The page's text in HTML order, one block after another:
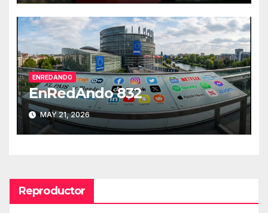
ENREDANDO
EnRedAndo 832
MAY 21, 2026
Reproductor